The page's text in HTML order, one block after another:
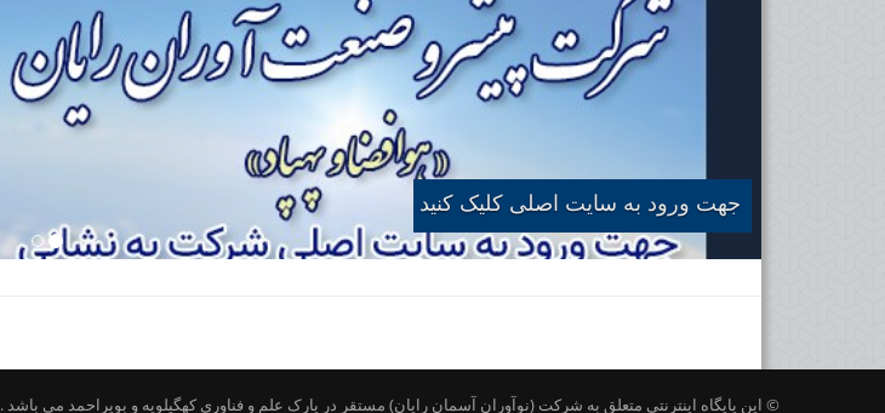
جهت ورود به سایت اصلی کلیک کنید
© این پایگاه اینترنتی متعلق به شرکت (نوآوران آسمان رایان) مستقر در پارک علم و فناوری کهگیلویه و بویراحمد می باشد .